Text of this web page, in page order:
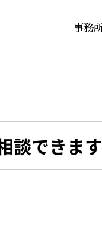
事務
談できま